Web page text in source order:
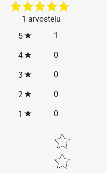
1 arvostelu
5
1
4 0
3 0
2 0
1 0
Star rating